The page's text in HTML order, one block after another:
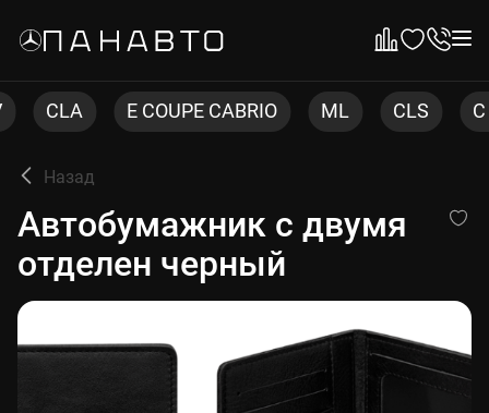
E COUPE CABRIO ML CLS C COUPE C
Назад
Автобумажник с двумя
Автобумажник с двумя
отделен черный